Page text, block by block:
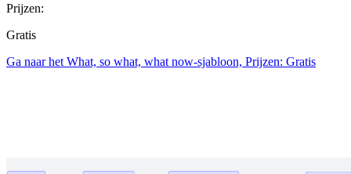
Prijzen:
Gratis
Ga naar het What, so what, what now-sjabloon, Prijzen: Gratis